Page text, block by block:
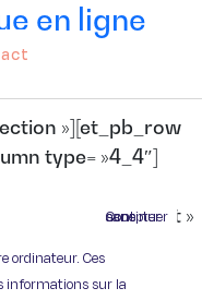
Continuer sans accepter
ordinateur. Ces
informations sur la
en ligne
»][et_pb_row
type= »4_4″]
»left »
»#ffffff »
de musique, vous